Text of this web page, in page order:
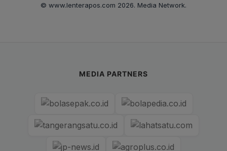
© www.lenterapos.com 2026. Media Network.
MEDIA PARTNERS